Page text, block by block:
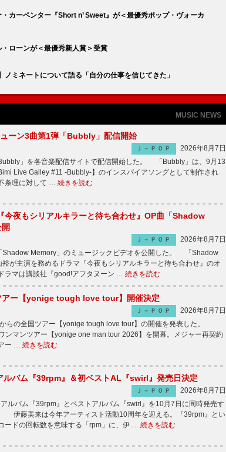
カーペンター『Short n’ Sweet』が＜最優秀ポップ・ヴォーカ
ローンが＜最優秀新人賞＞受賞
ミネートについて語る「自分の仕事を信じてきた」
MUSIC NEWS
ーン3曲第1弾「Bubbly」配信開始
Ｊ－ＰＯＰ
2026年8月7日
」を各音楽配信サイトで配信開始した。 「Bubbly」は、9月13
Live Galley #11 -Bubbly-】のインスパイアソングとして制作され
条理に対して … 続きを読む
今夜もシリアルキラーと待ち合わせ』OP曲「Shadow
Ｊ－ＰＯＰ
2026年8月7日
Memory」のミュージックビデオを公開した。 「Shadow
裕が主演を務めるドラマ『今夜もシリアルキラーと待ち合わせ』のオ
ラマは講談社『good!アフタヌーン … 続きを読む
ー【yonige tough love tour】開催決定
Ｊ－ＰＯＰ
2026年8月7日
らの全国ツアー【yonige tough love tour】の開催を発表した。
ンマンツアー【yonige one man tour 2026】を開幕。メジャー再契約
ー … 続きを読む
ルバム『39rpm』＆初ベストAL『swirl』発売日決定
Ｊ－ＰＯＰ
2026年8月7日
ルバム『39rpm』とベストアルバム『swirl』を10月7日に同時発売す
伊藤美来は今年アーティスト活動10周年を迎える。『39rpm』とい
ードの回転数を意味する「rpm」に、伊 … 続きを読む